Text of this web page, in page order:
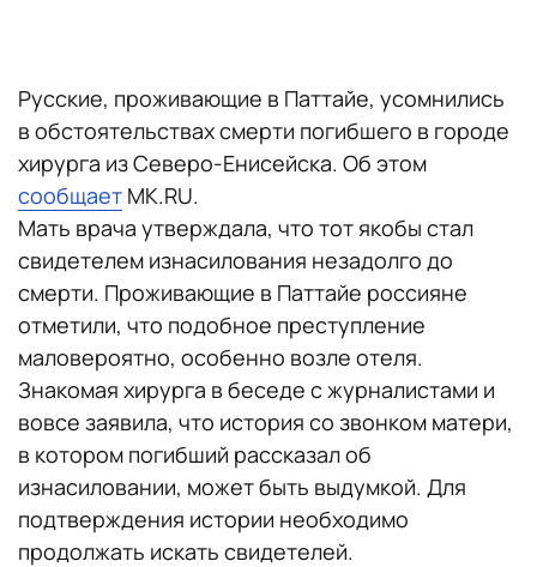
Русские, проживающие в Паттайе, усомнились
в обстоятельствах смерти погибшего в городе
хирурга из Северо-Енисейска. Об этом
сообщает MK.RU.
Мать врача утверждала, что тот якобы стал
свидетелем изнасилования незадолго до
смерти. Проживающие в Паттайе россияне
отметили, что подобное преступление
маловероятно, особенно возле отеля.
Знакомая хирурга в беседе с журналистами и
вовсе заявила, что история со звонком матери,
в котором погибший рассказал об
изнасиловании, может быть выдумкой. Для
подтверждения истории необходимо
продолжать искать свидетелей.